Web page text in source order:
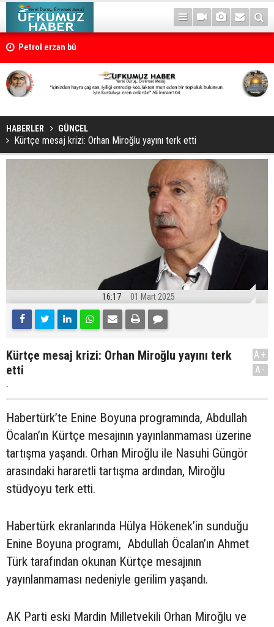
Petrol erzan bû
HABERLER GÜNCEL
Kürtçe mesaj krizi: Orhan Miroğlu yayını terk etti
16:17 01 Mart 2025
Kürtçe mesaj krizi: Orhan Miroğlu yayını terk
etti
.
A+
A-
Habertürk’te Enine Boyuna programında, Abdullah
Öcalan’ın Kürtçe mesajının yayınlanmaması üzerine
tartışma yaşandı. Orhan Miroğlu ile Nasuhi Güngör
arasındaki hararetli tartışma ardından, Miroğlu
stüdyoyu terk etti.
Habertürk ekranlarında Hülya Hökenek’in sunduğu
Enine Boyuna programı, Abdullah Öcalan’ın Ahmet
Türk tarafından okunan Kürtçe mesajının
yayınlanmaması nedeniyle gerilim yaşandı.
AK Parti eski Mardin Milletvekili Orhan Miroğlu ve